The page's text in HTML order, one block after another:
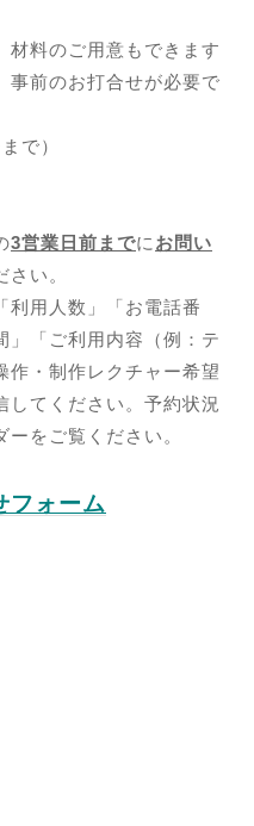
料のご用意もできます
事前のお打合せが必要で
で）
3営業日前までに お問い
い。
利用人数」「お電話番
」「ご利用内容（例：テ
作・制作レクチャー希望
してください。予約状況
をご覧ください。
フォーム